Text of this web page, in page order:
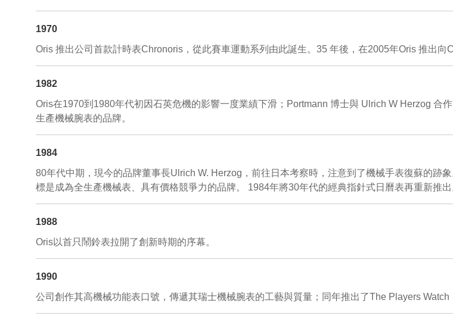
1970
Oris 推出公司首款計時表Chronoris，從此賽車運動系列由此誕生。35 年後，在2005年Oris 推出向
1982
Oris在1970到1980年代初因石英危機的影響一度業績下滑；Portmann 博士與 Ulrich W Herzog 合
生產機械腕表的品牌。
1984
80年代中期，現今的品牌董事長Ulrich W. Herzog，前往日本考察時，注意到了機械手表復蘇的跡
標是成為全生產機械表、具有價格競爭力的品牌。 1984年將30年代的經典指針式日曆表再重新推
1988
Oris以首只鬧鈴表拉開了創新時期的序幕。
1990
公司創作其高機械功能表口號，傳遞其瑞士機械腕表的工藝與質量；同年推出了The Players